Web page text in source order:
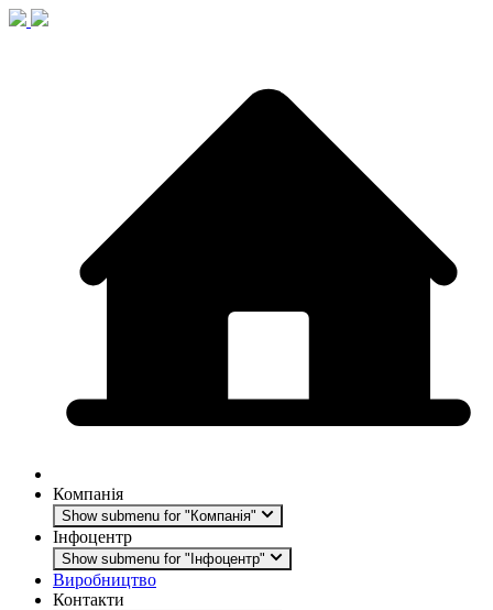
Компанія
Show submenu for "Компанія"
Інфоцентр
Show submenu for "Інфоцентр"
Виробництво
Контакти